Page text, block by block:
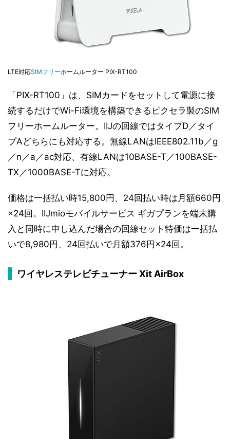
LTE対応SIMフリーホームルーター PIX-RT100
「PIX-RT100」は、SIMカードをセットして電源に接
続するだけでWi-Fi環境を構築できるピクセラ製のSIM
フリーホームルーター。IIJの回線ではタイプD／タイ
プAどちらにも対応する。無線LANはIEEE802.11b／g
／n／a／ac対応、有線LANは10BASE-T／100BASE-
TX／1000BASE-Tに対応。
価格は一括払い時15,800円、24回払い時は月額660円
×24回。IIJmioモバイルサービス ギガプランを端末購
入と同時に申し込んだ場合の回線セット特価は一括払
いで8,980円、24回払いで月額376円×24回。
ワイヤレステレビチューナー Xit AirBox